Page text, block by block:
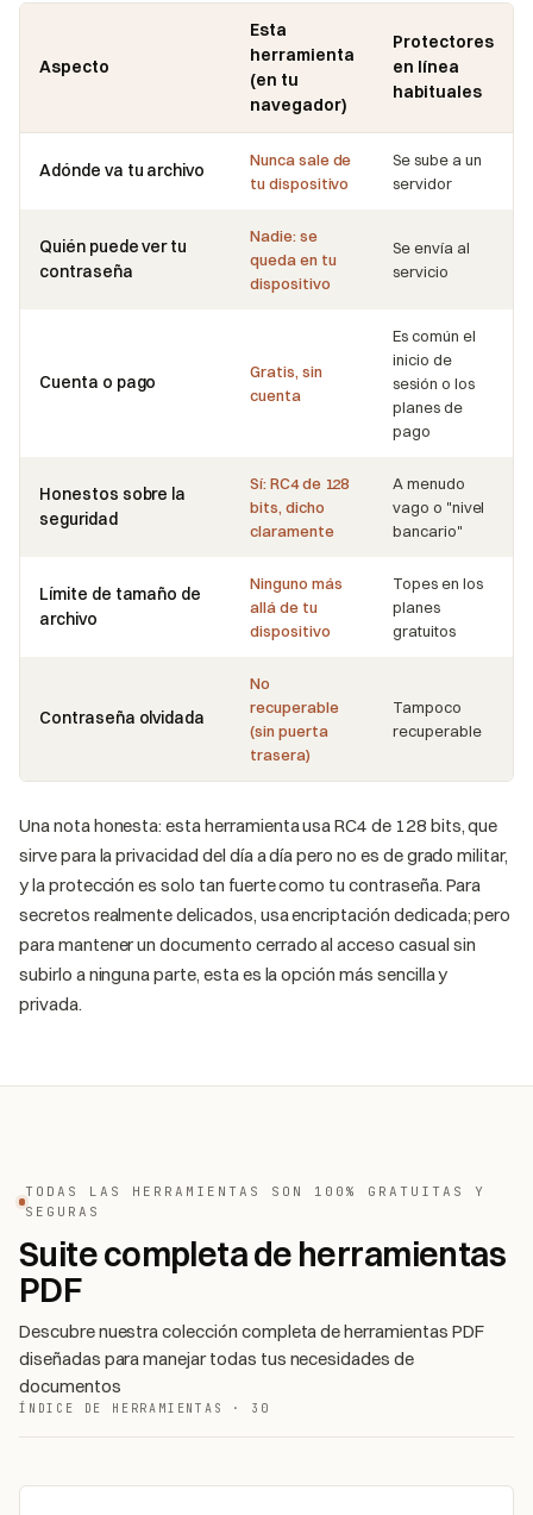
Aspecto
Esta
herramienta
(en tu
navegador)
Protectores
en línea
habituales
Adónde va tu archivo
Nunca sale de
tu dispositivo
Se sube a un
servidor
Quién puede ver tu
contraseña
Nadie: se
queda en tu
dispositivo
Se envía al
servicio
Cuenta o pago
Gratis, sin
cuenta
Es común el
inicio de
sesión o los
planes de
pago
Honestos sobre la
seguridad
Sí: RC4 de 128
bits, dicho
claramente
A menudo
vago o "nivel
bancario"
Límite de tamaño de
archivo
Ninguno más
allá de tu
dispositivo
Topes en los
planes
gratuitos
Contraseña olvidada
No
recuperable
(sin puerta
trasera)
Tampoco
recuperable
Una nota honesta: esta herramienta usa RC4 de 128 bits, que
sirve para la privacidad del día a día pero no es de grado militar,
y la protección es solo tan fuerte como tu contraseña. Para
secretos realmente delicados, usa encriptación dedicada; pero
para mantener un documento cerrado al acceso casual sin
subirlo a ninguna parte, esta es la opción más sencilla y
privada.
TODAS LAS HERRAMIENTAS SON 100% GRATUITAS Y
SEGURAS
Suite completa de herramientas
PDF
Descubre nuestra colección completa de herramientas PDF
diseñadas para manejar todas tus necesidades de
documentos
ÍNDICE DE HERRAMIENTAS · 30